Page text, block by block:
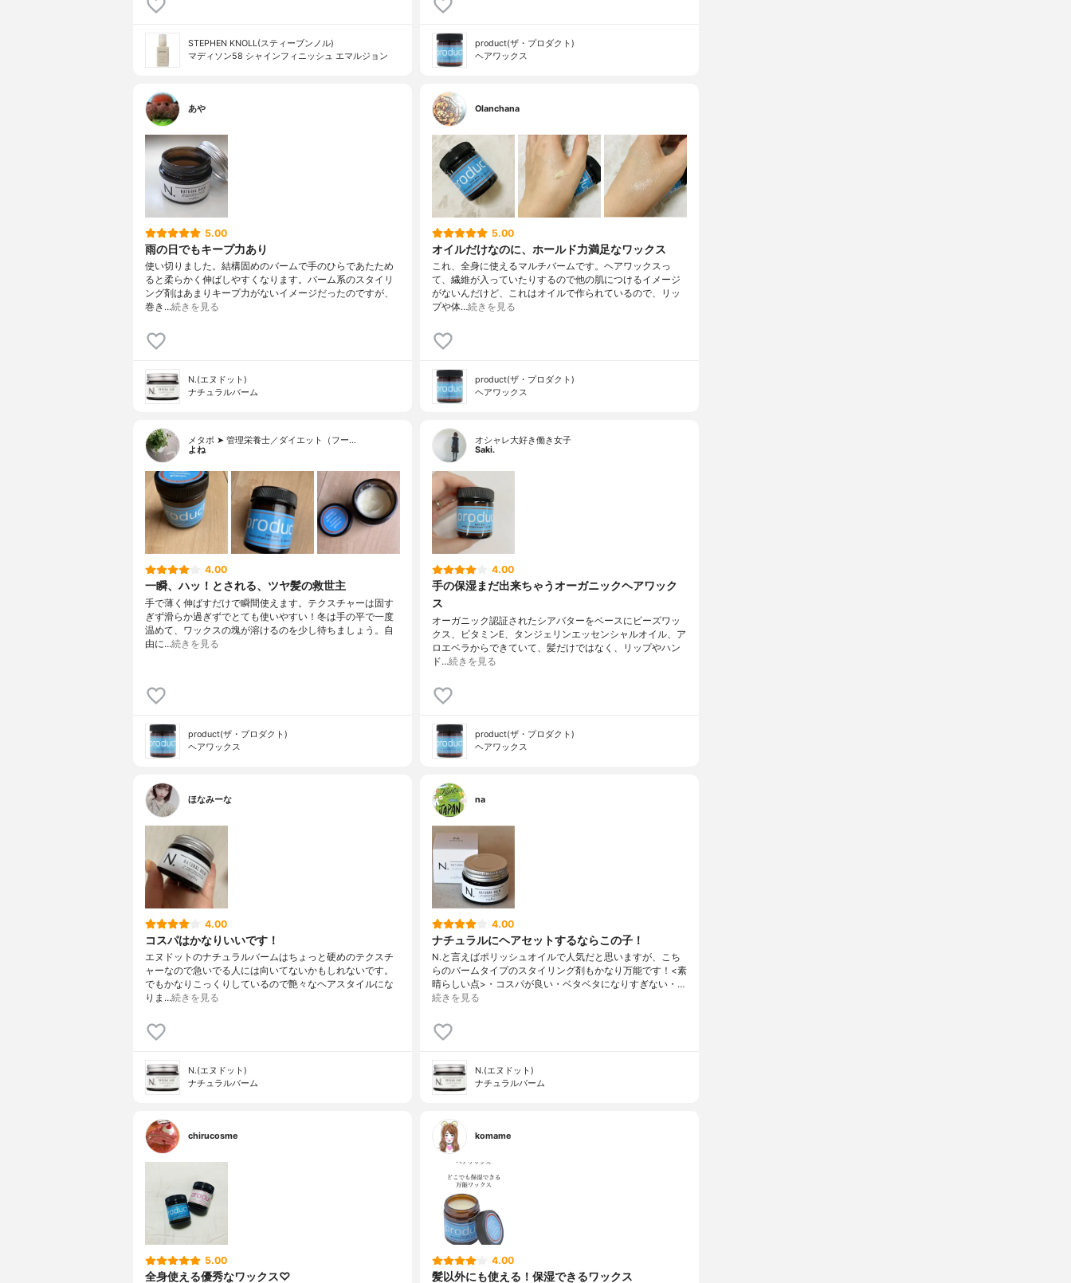
STEPHEN KNOLL(スティーブンノル)
マディソン58 シャインフィニッシュ エマルジョン
product(ザ・プロダクト)
ヘアワックス
あや
5.00
雨の日でもキープ力あり
使い切りました。結構固めのバームで手のひらであたため
ると柔らかく伸ばしやすくなります。バーム系のスタイリ
ング剤はあまりキープ力がないイメージだったのですが、
巻き…続きを見る
N.(エヌドット)
ナチュラルバーム
Olanchana
5.00
オイルだけなのに、ホールド力満足なワックス
これ、全身に使えるマルチバームです。ヘアワックスっ
て、繊維が入っていたりするので他の肌につけるイメージ
がないんだけど、これはオイルで作られているので、リッ
プや体…続きを見る
product(ザ・プロダクト)
ヘアワックス
メタボ ➤ 管理栄養士／ダイエット（フー…
よね
4.00
一瞬、ハッ！とされる、ツヤ髪の救世主
手で薄く伸ばすだけで瞬間使えます。テクスチャーは固す
ぎず滑らか過ぎずでとても使いやすい！冬は手の平で一度
温めて、ワックスの塊が溶けるのを少し待ちましょう。自
由に…続きを見る
product(ザ・プロダクト)
ヘアワックス
オシャレ大好き働き女子
Saki.
4.00
手の保湿まだ出来ちゃうオーガニックヘアワック
ス
オーガニック認証されたシアバターをベースにビーズワッ
クス、ビタミンE、タンジェリンエッセンシャルオイル、ア
ロエベラからできていて、髪だけではなく、リップやハン
ド…続きを見る
product(ザ・プロダクト)
ヘアワックス
ほなみーな
4.00
コスパはかなりいいです！
エヌドットのナチュラルバームはちょっと硬めのテクスチ
ャーなので急いでる人には向いてないかもしれないです。
でもかなりこっくりしているので艶々なヘアスタイルにな
りま…続きを見る
N.(エヌドット)
ナチュラルバーム
na
4.00
ナチュラルにヘアセットするならこの子！
N.と言えばポリッシュオイルで人気だと思いますが、こち
らのバームタイプのスタイリング剤もかなり万能です！<素
晴らしい点>・コスパが良い・ベタベタになりすぎない・…
続きを見る
N.(エヌドット)
ナチュラルバーム
chirucosme
5.00
全身使える優秀なワックス♡
komame
4.00
髪以外にも使える！保湿できるワックス